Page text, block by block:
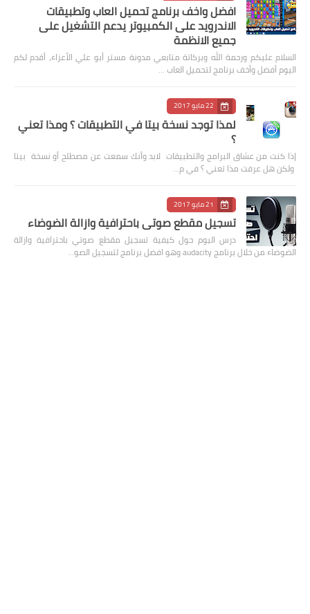
افضل واخف برنامج تحميل العاب وتطبيقات
الاندرويد على الكمبيوتر يدعم التشغيل على
جميع الانظمة
السلام عليكم ورحمة الله وبركاتة متابعي مدونة مستر أبو علي الأعزاء، أقدم لكم
اليوم أفضل وأخف برنامج لتحميل العاب …
22 مايو 2017
لمذا توجد نسخة بيتا في التطبيقات ؟ ومذا تعني
؟
إذا كنت من عشاق البرامج والتطبيقات لابد وأنك سمعت عن مصطلح أو نسخة بيتا
ولكن هل عرفت مذا تعني ؟ في م…
21 مايو 2017
تسجيل مقطع صوتي باحترافية وازالة الضوضاء
درس اليوم حول كيفية تسجيل مقطع صوتي باحترافية وازالة
الضوضاء من خلال برنامج audacity وهو افضل برنامج لتسجيل الصو…